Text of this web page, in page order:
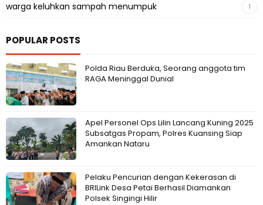
warga keluhkan sampah menumpuk 1
POPULAR POSTS
Polda Riau Berduka, Seorang anggota tim
RAGA Meninggal Dunial
Apel Personel Ops Lilin Lancang Kuning 2025
Subsatgas Propam, Polres Kuansing Siap
Amankan Nataru
Pelaku Pencurian dengan Kekerasan di
BRILink Desa Petai Berhasil Diamankan
Polsek Singingi Hilir